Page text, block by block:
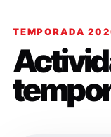
TEMPORADA